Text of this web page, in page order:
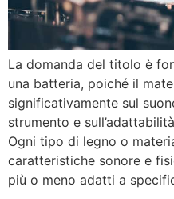
La domanda del titolo è
una batteria, poiché il
significativamente sul
strumento e
Ogni tipo di legno o
caratteristiche sonore e
più o meno adatti a